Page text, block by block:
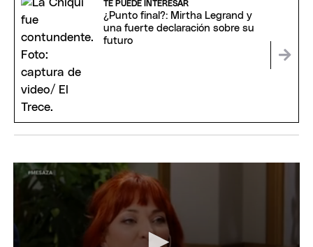
TE PUEDE INTERESAR
¿Punto final?: Mirtha Legrand y
una fuerte declaración sobre su
futuro